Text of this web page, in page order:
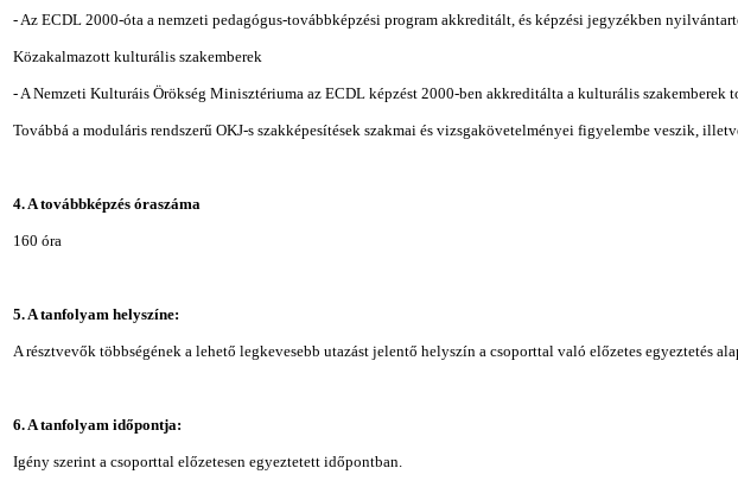
- Az ECDL 2000-óta a nemzeti pedagógus-továbbképzési program akkreditált, és képzési jegyzékben
Közakalmazott kulturális szakemberek
- A Nemzeti Kulturáis Örökség Minisztériuma az ECDL képzést 2000-ben akkreditálta a kulturális szakemberek
Továbbá a moduláris rendszerű OKJ-s szakképesítések szakmai és vizsgakövetelményei figyelembe veszik,
4. A továbbképzés óraszáma
160 óra
5. A tanfolyam helyszíne:
A résztvevők többségének a lehető legkevesebb utazást jelentő helyszín a csoporttal való előzetes egyeztetés
6. A tanfolyam időpontja:
Igény szerint a csoporttal előzetesen egyeztetett időpontban.